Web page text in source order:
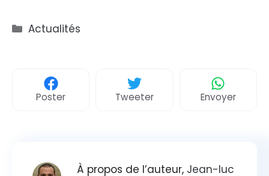
Catégories
Actualités
Poster Tweeter Envoyer
À propos de l’auteur, Jean-luc